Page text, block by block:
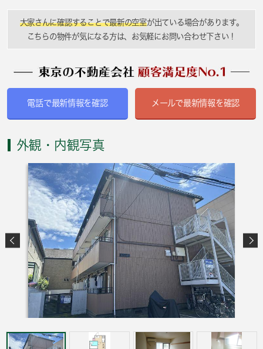
大家さんに確認することで最新の空室が出ている場合があります。
こちらの物件が気になる方は、お気軽にお問い合わせ下さい！
電話で最新情報を確認 メールで最新情報を確認
外観・内観写真